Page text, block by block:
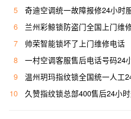
5
奇迪空调统一故障报修24小时
6
兰州彩鲸锁防盗门全国上门维
7
帅荣智能锁坏了上门维修电话
8
一村空调客服售后电话号码24
9
温州玥玛指纹锁全国统一人工
10
久赞指纹锁总部400售后24小